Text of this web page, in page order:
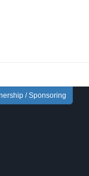
/ Sponsoring